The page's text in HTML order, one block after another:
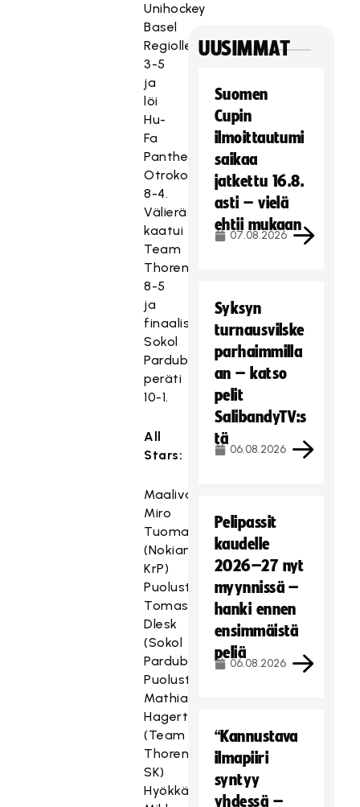
Unihockey
Basel
Regiolle
3-5
ja
löi
Hu-
Fa
Panthers
Otrokovicen
8-4.
Välierässä
kaatui
Team
Thorengruppen
8-5
ja
finaalissa
Sokol
Pardubice
peräti
10-1.
All
Stars:
Maalivahti
Miro
Tuomala
(Nokian
KrP)
Puolustaja
Tomas
Dlesk
(Sokol
Pardubice)
Puolustaja
Mathias
Hagert
(Team
Thorengruppen
SK)
Hyökkääjä
UUSIMMAT
Suomen
Cupin
ilmoittautumi
saikaa
jatkettu 16.8.
asti – vielä
ehtii mukaan
07.08.2026
Syksyn
turnausvilske
parhaimmilla
an – katso
pelit
SalibandyTV:s
tä
06.08.2026
Pelipassit
kaudelle
2026–27 nyt
myynnissä –
hanki ennen
ensimmäistä
peliä
06.08.2026
“Kannustava
ilmapiiri
syntyy
yhdessä –